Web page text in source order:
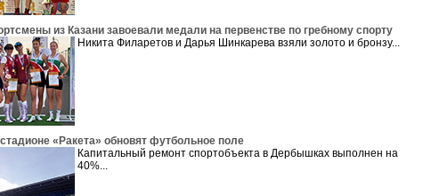
из Казани завоевали медали на первенстве по гребному спорту
Никита Филаретов и Дарья Шинкарева взяли золото и бронзу...
«Ракета» обновят футбольное поле
Капитальный ремонт спортобъекта в Дербышках выполнен на
40%...